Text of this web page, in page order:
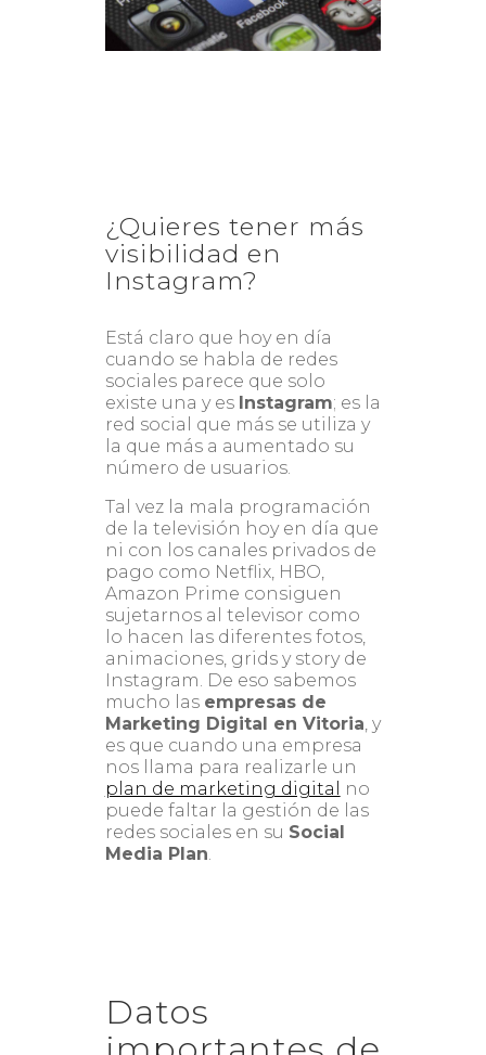
¿Quieres tener más
visibilidad en
Instagram?
Está claro que hoy en día
cuando se habla de redes
sociales parece que solo
existe una y es Instagram; es la
red social que más se utiliza y
la que más a aumentado su
número de usuarios.
Tal vez la mala programación
de la televisión hoy en día que
ni con los canales privados de
pago como Netflix, HBO,
Amazon Prime consiguen
sujetarnos al televisor como
lo hacen las diferentes fotos,
animaciones, grids y story de
Instagram. De eso sabemos
mucho las empresas de
Marketing Digital en Vitoria , y
es que cuando una empresa
nos llama para realizarle un
plan de marketing digital
no
puede faltar la gestión de las
redes sociales en su Social
Media Plan
Datos